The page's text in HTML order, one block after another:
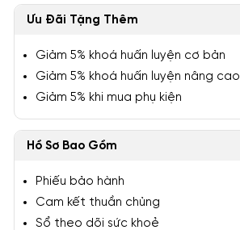
Ưu Đãi Tặng Thêm
Giảm 5% khoá huấn luyện cơ bản
Giảm 5% khoá huấn luyện nâng cao
Giảm 5% khi mua phụ kiện
Hồ Sơ Bao Gồm
Phiếu bảo hành
Cam kết thuần chủng
Sổ theo dõi sức khoẻ